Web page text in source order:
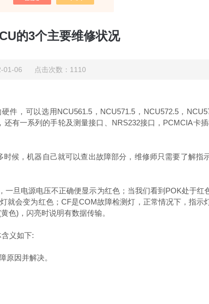
的3个主要维修状况
01-06 点击次数：1110
，可以选用NCU561.5，NCU571.5，NCU572.5，
有一系列的手轮及测量接口、NRS232接口，PCMCIA卡
候，机器自己就可以查出故障部分，维修师只需要了解指
电源电压不正确便显示为红色；当我们看到POK处于红
会变为红色；CF是COM故障检测灯，正常情况下，指示
色)，闪亮时说明有数据传输。
义如下:
因并解决。